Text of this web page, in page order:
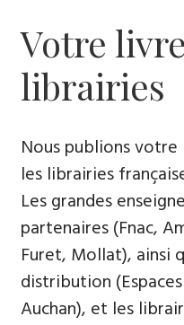
Votre
librairies
Nous publions
les librairies
Les grandes
partenaires (Fnac,
Furet, Mollat), ainsi
distribution
Auchan), et les